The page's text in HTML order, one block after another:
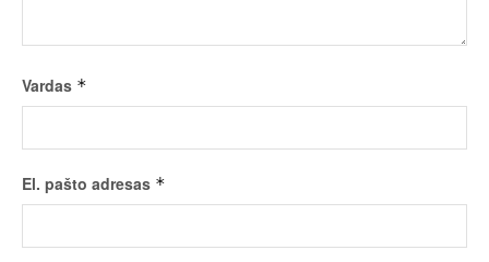
Vardas *
El. pašto adresas *